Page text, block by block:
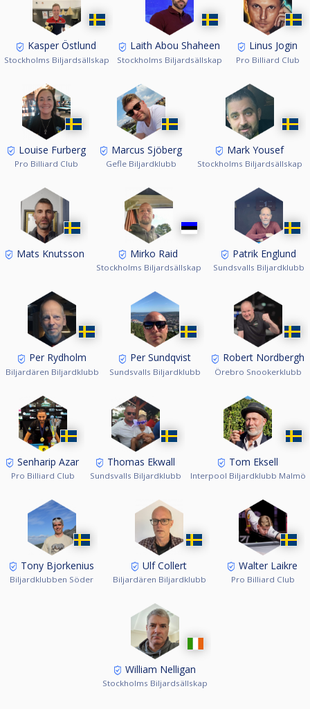
Kasper Östlund
Stockholms Biljardsällskap
Laith Abou Shaheen
Stockholms Biljardsällskap
Linus Jogin
Pro Billiard Club
Louise Furberg
Pro Billiard Club
Marcus Sjöberg
Gefle Biljardklubb
Mark Yousef
Stockholms Biljardsällskap
Mats Knutsson Mirko Raid
Stockholms Biljardsällskap
Patrik Englund
Sundsvalls Biljardklubb
Per Rydholm
Biljardären Biljardklubb
Per Sundqvist
Sundsvalls Biljardklubb
Robert Nordbergh
Örebro Snookerklubb
Senharip Azar
Pro Billiard Club
Thomas Ekwall
Sundsvalls Biljardklubb
Tom Eksell
Interpool Biljardklubb Malmö
Tony Bjorkenius
Biljardklubben Söder
Ulf Collert
Biljardären Biljardklubb
Walter Laikre
Pro Billiard Club
William Nelligan
Stockholms Biljardsällskap